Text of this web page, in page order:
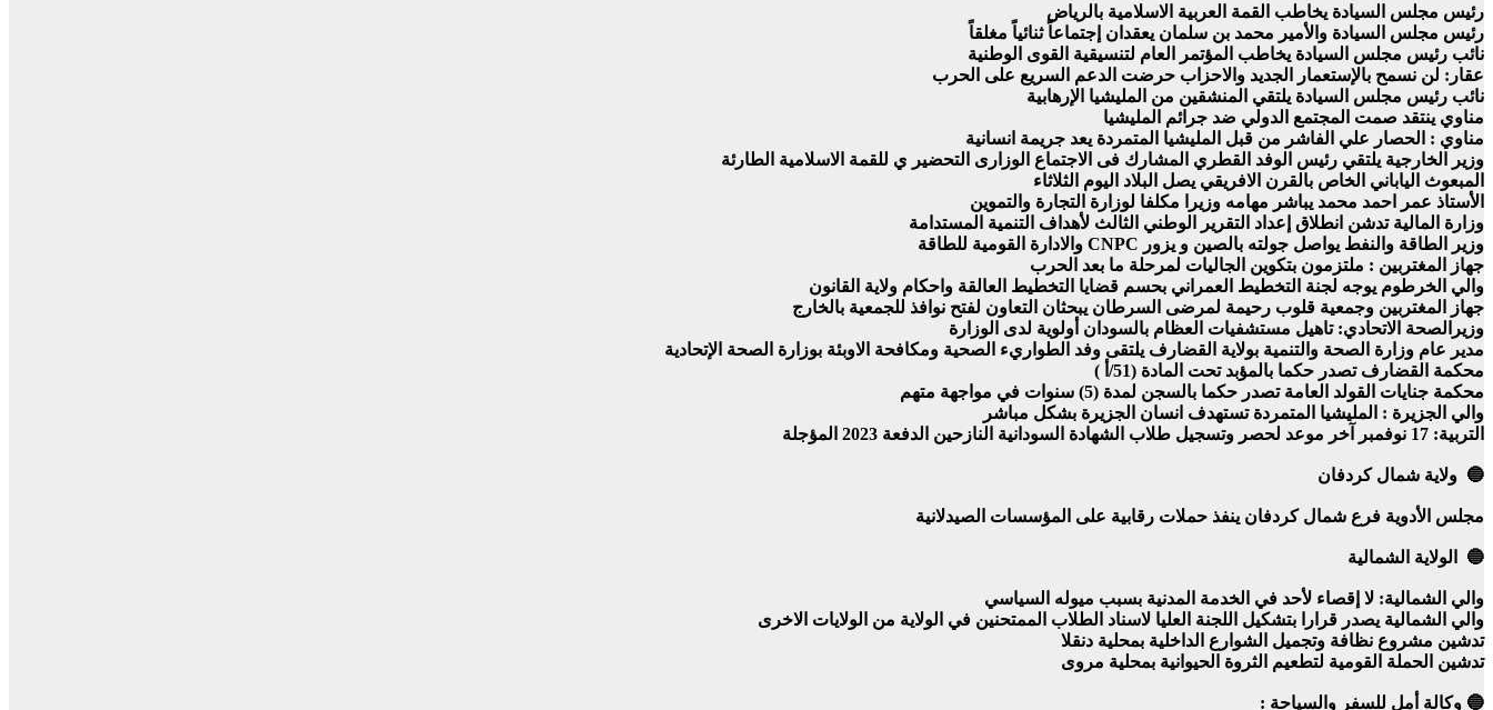
رئيس مجلس السيادة يخاطب القمة العربية الاسلامية بالرياض
رئيس مجلس السيادة والأمير محمد بن سلمان يعقدان إجتماعاً ثنائياً مغلقاً
نائب رئيس مجلس السيادة يخاطب المؤتمر العام لتنسيقية القوى الوطنية
عقار: لن نسمح بالإستعمار الجديد والاحزاب حرضت الدعم السريع على الحرب
نائب رئيس مجلس السيادة يلتقي المنشقين من المليشيا الإرهابية
مناوي ينتقد صمت المجتمع الدولي ضد جرائم المليشيا
مناوي : الحصار علي الفاشر من قبل المليشيا المتمردة يعد جريمة انسانية
وزير الخارجية يلتقي رئيس الوفد القطري المشارك فى الاجتماع الوزارى التحضير ي للقمة الاسلامية الطارئة
المبعوث الياباني الخاص بالقرن الافريقي يصل البلاد اليوم الثلاثاء
الأستاذ عمر احمد محمد يباشر مهامه وزيرا مكلفا لوزارة التجارة والتموين
وزارة المالية تدشن انطلاق إعداد التقرير الوطني الثالث لأهداف التنمية المستدامة
وزير الطاقة والنفط يواصل جولته بالصين و يزور CNPC والادارة القومية للطاقة
جهاز المغتربين : ملتزمون بتكوين الجاليات لمرحلة ما بعد الحرب
والي الخرطوم يوجه لجنة التخطيط العمراني بحسم قضايا التخطيط العالقة واحكام ولاية القانون
جهاز المغتربين وجمعية قلوب رحيمة لمرضى السرطان يبحثان التعاون لفتح نوافذ للجمعية بالخارج
وزيرالصحة الاتحادي: تاهيل مستشفيات العظام بالسودان أولوية لدى الوزارة
مدير عام وزارة الصحة والتنمية بولاية القضارف يلتقى وفد الطواريء الصحية ومكافحة الاوبئة بوزارة الصحة الإتحادية
محكمة القضارف تصدر حكما بالمؤبد تحت المادة (51/أ )
محكمة جنايات القولد العامة تصدر حكما بالسجن لمدة (5) سنوات في مواجهة متهم
والي الجزيرة : المليشيا المتمردة تستهدف انسان الجزيرة بشكل مباشر
التربية: 17 نوفمبر آخر موعد لحصر وتسجيل طلاب الشهادة السودانية النازحين الدفعة 2023 المؤجلة
🔵 ولاية شمال كردفان
مجلس الأدوية فرع شمال كردفان ينفذ حملات رقابية على المؤسسات الصيدلانية
🔵 الولاية الشمالية
والي الشمالية: لا إقصاء لأحد في الخدمة المدنية بسبب ميوله السياسي
والي الشمالية يصدر قرارا بتشكيل اللجنة العليا لاسناد الطلاب الممتحنين في الولاية من الولايات الاخرى
تدشين مشروع نظافة وتجميل الشوارع الداخلية بمحلية دنقلا
تدشين الحملة القومية لتطعيم الثروة الحيوانية بمحلية مروى
🔵 وكالة أمل للسفر والسياحة :